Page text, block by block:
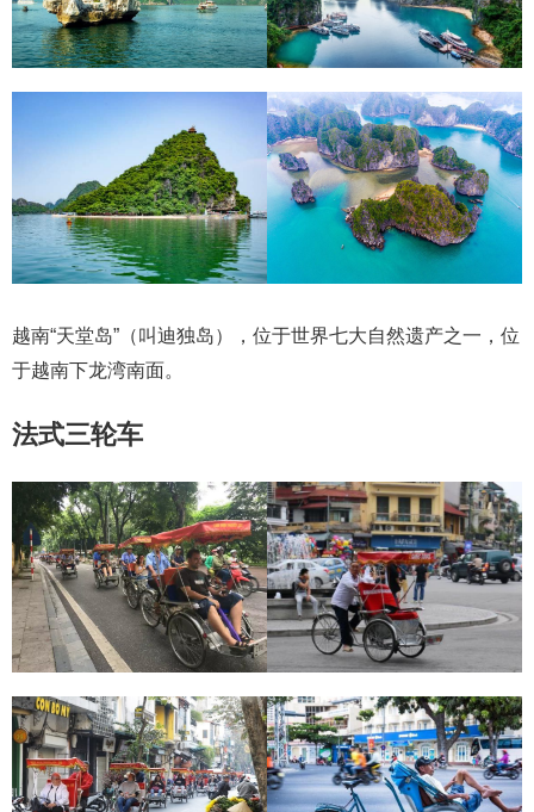
越南“天堂岛”（叫迪独岛），位于世界七大自然遗产之一，位
于越南下龙湾南面。
法式三轮车